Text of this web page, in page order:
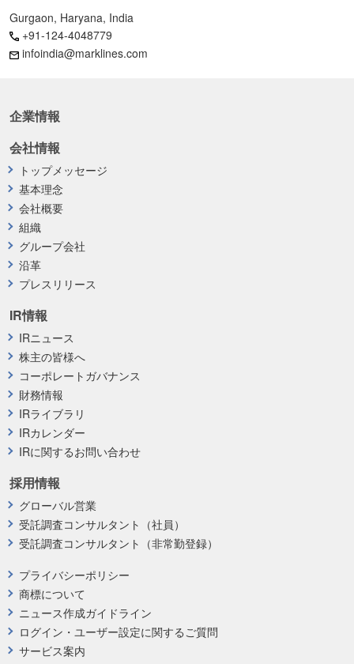
Gurgaon, Haryana, India
+91-124-4048779
infoindia@marklines.com
企業情報
プライバシーポリシー
商標について
ニュース作成ガイドライン
ログイン・ユーザー設定に関するご質問
サービス案内
採用情報
グローバル営業
受託調査コンサルタント（社員）
受託調査コンサルタント（非常勤登録）
会社情報
トップメッセージ
基本理念
会社概要
組織
グループ会社
沿革
プレスリリース
IR情報
IRニュース
株主の皆様へ
コーポレートガバナンス
財務情報
IRライブラリ
IRカレンダー
IRに関するお問い合わせ